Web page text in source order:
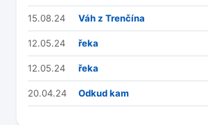
15.08.24 Váh z Trenčína
12.05.24 řeka
12.05.24 řeka
20.04.24 Odkud kam